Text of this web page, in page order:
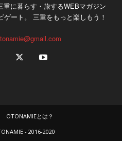
に暮らす・旅するWEBマガジン
ート。 三重をもっと楽しもう！
OTONAMIEとは？
- 2016-2020